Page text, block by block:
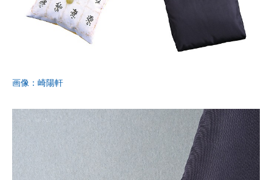
画像：崎陽軒